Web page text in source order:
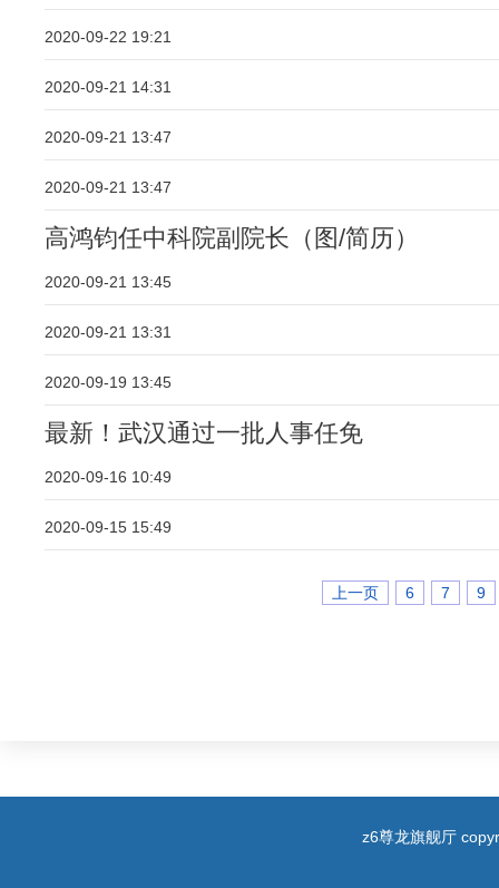
2020-09-22 19:21
2020-09-21 14:31
2020-09-21 13:47
2020-09-21 13:47
高鸿钧任中科院副院长（图/简历）
2020-09-21 13:45
2020-09-21 13:31
2020-09-19 13:45
最新！武汉通过一批人事任免
2020-09-16 10:49
2020-09-15 15:49
上一页 6 7 9
z6尊龙旗舰厅